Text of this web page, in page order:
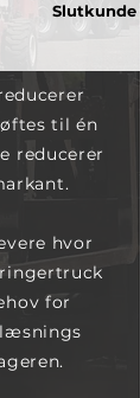
Slutkunde
til én
reducerer
hvor
for